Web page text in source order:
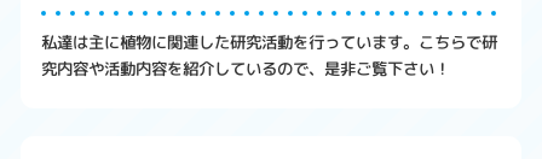
私達は主に植物に関連した研究活動を行っています。こちらで研
究内容や活動内容を紹介しているので、是非ご覧下さい！